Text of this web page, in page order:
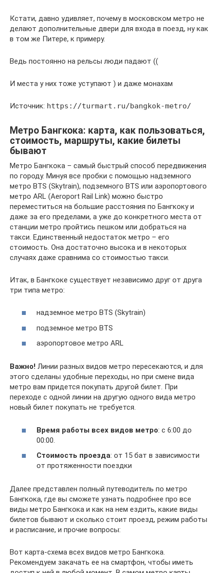
Кстати, давно удивляет, почему в московском метро не
делают дополнительные двери для входа в поезд, ну как
в том же Питере, к примеру.
Ведь постоянно на рельсы люди падают ((
И места у них тоже уступают ) и даже монахам
Источник: https://turmart.ru/bangkok-metro/
Метро Бангкока: карта, как пользоваться,
стоимость, маршруты, какие билеты
бывают
Метро Бангкока – самый быстрый способ передвижения
по городу. Минуя все пробки с помощью надземного
метро BTS (Skytrain), подземного BTS или аэропортового
метро ARL (Aeroport Rail Link) можно быстро
переместиться на большие расстояния по Бангкоку и
даже за его пределами, а уже до конкретного места от
станции метро пройтись пешком или добраться на
такси. Единственный недостаток метро – его
стоимость. Она достаточно высока и в некоторых
случаях даже сравнима со стоимостью такси.
Итак, в Бангкоке существует независимо друг от друга
три типа метро:
надземное метро BTS (Skytrain)
подземное метро BTS
аэропортовое метро ARL
Важно! Линии разных видов метро пересекаются, и для
этого сделаны удобные переходы, но при смене вида
метро вам придется покупать другой билет. При
переходе с одной линии на другую одного вида метро
новый билет покупать не требуется.
Время работы всех видов метро: с 6:00 до
00:00.
Стоимость проезда: от 15 бат в зависимости
от протяженности поездки
Далее представлен полный путеводитель по метро
Бангкока, где вы сможете узнать подробнее про все
виды метро Бангкока и как на нем ездить, какие виды
билетов бывают и сколько стоит проезд, режим работы
и расписание, и прочие вопросы:
Вот карта-схема всех видов метро Бангкока.
Рекомендуем закачать ее на смартфон, чтобы иметь